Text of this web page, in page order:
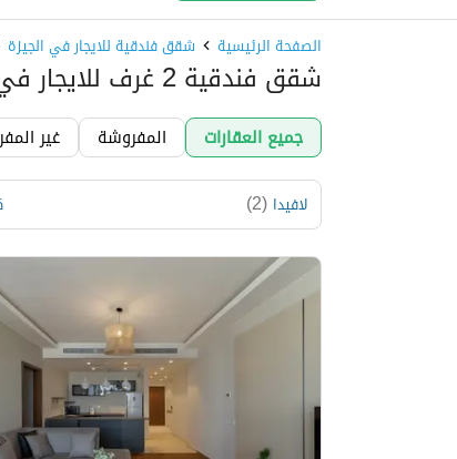
الصفحة الرئيسية شقق فندقية للايجار في الجيزة
شقق فندقية 2 غرف للايجار في 6 اكتوبر، الجيزة
جميع العقارات المفروشة غير
لافيدا (
2
)